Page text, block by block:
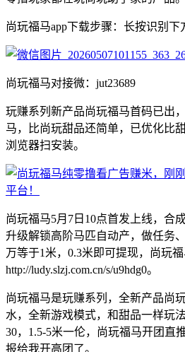
尚玩福马app下载步骤：长按识别下
尚玩福马对接微：jut23689
玩赚系列新产品尚玩福马首码已出
马，比尚玩甜品还简单，已优化比
浏览器扫安装。
尚玩福马5月7日10点首发上线，合
升级解锁高阶马匹自动产，做任务
万等于1米，0.3米即可提现，尚玩福
http://ludy.slzj.com.cn/s/u9hdg0。
尚玩福马是玩赚系列，全新产品尚
水，全新游戏模式，和甜品一样玩
30，1.5-5米一伦，尚玩福马开团直
报给我开高团了。